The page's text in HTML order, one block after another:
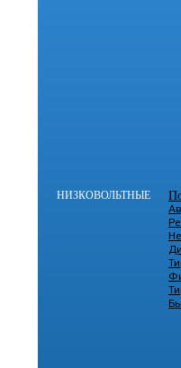
НИЗКОВОЛЬТНЫЕ